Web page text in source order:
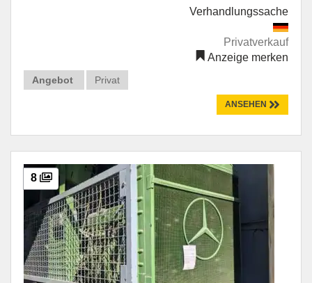
Verhandlungssache
Privatverkauf
Anzeige merken
Angebot Privat
ANSEHEN
8